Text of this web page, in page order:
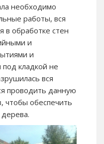
необходимо
работы, вся
в обработке стен
и
и
кладкой не
вся
проводить данную
чтобы обеспечить